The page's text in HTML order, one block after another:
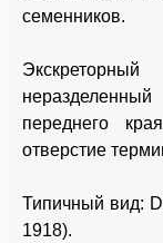
семенников.
переднего
отверстие
Типичный вид:
1918).